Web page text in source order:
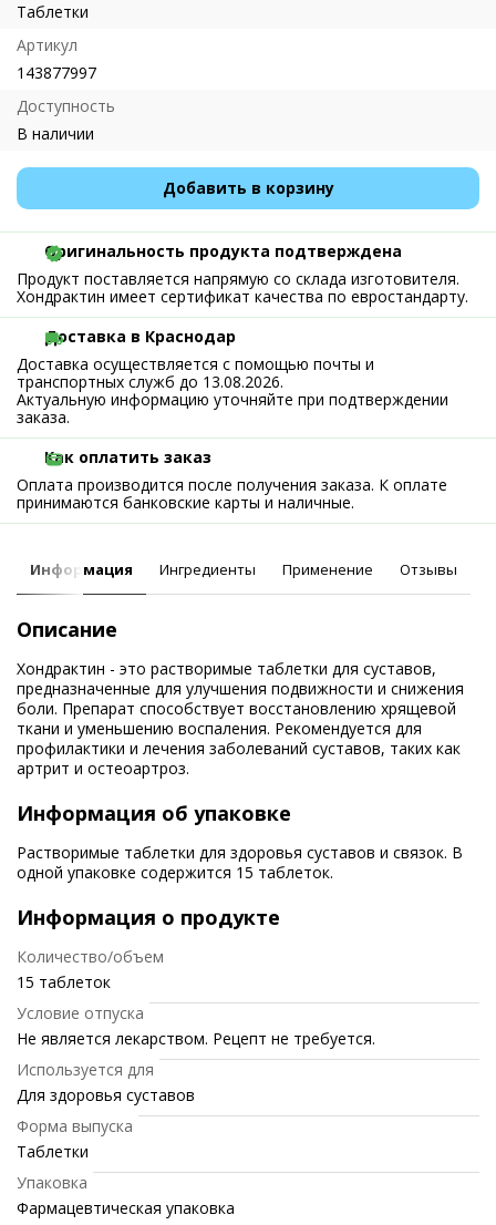
Таблетки
Артикул
143877997
Доступность
В наличии
Добавить в корзину
Оригинальность продукта подтверждена
Продукт поставляется напрямую со склада изготовителя.
Хондрактин имеет сертификат качества по евростандарту.
Доставка в Краснодар
Доставка осуществляется с помощью почты и
транспортных служб до 13.08.2026.
Актуальную информацию уточняйте при подтверждении
заказа.
Как оплатить заказ
Оплата производится после получения заказа. К оплате
принимаются банковские карты и наличные.
Информация Ингредиенты Применение Отзывы
Описание
Хондрактин - это растворимые таблетки для суставов,
предназначенные для улучшения подвижности и снижения
боли. Препарат способствует восстановлению хрящевой
ткани и уменьшению воспаления. Рекомендуется для
профилактики и лечения заболеваний суставов, таких как
артрит и остеоартроз.
Информация об упаковке
Растворимые таблетки для здоровья суставов и связок. В
одной упаковке содержится 15 таблеток.
Информация о продукте
Количество/объем
15 таблеток
Условие отпуска
Не является лекарством. Рецепт не требуется.
Используется для
Для здоровья суставов
Форма выпуска
Таблетки
Упаковка
Фармацевтическая упаковка